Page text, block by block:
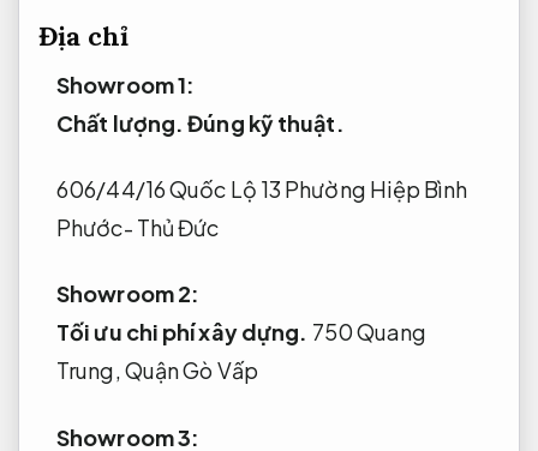
Địa chỉ
Showroom 1:
Chất lượng. Đúng kỹ thuật.
606/44/16 Quốc Lộ 13 Phường Hiệp Bình
Phước- Thủ Đức
Showroom 2:
Tối ưu chi phí xây dựng. 750 Quang
Trung, Quận Gò Vấp
Showroom 3: